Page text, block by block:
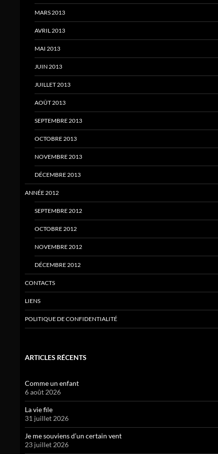
MARS 2013
AVRIL 2013
MAI 2013
JUIN 2013
JUILLET 2013
AOÛT 2013
SEPTEMBRE 2013
OCTOBRE 2013
NOVEMBRE 2013
DÉCEMBRE 2013
ANNÉE 2012
SEPTEMBRE 2012
OCTOBRE 2012
NOVEMBRE 2012
DÉCEMBRE 2012
CONTACTS
LIENS
POLITIQUE DE CONFIDENTIALITÉ
ARTICLES RÉCENTS
Comme un enfant
6 août 2026
La vie file
31 juillet 2026
Je me souviens d’un certain vent
23 juillet 2026